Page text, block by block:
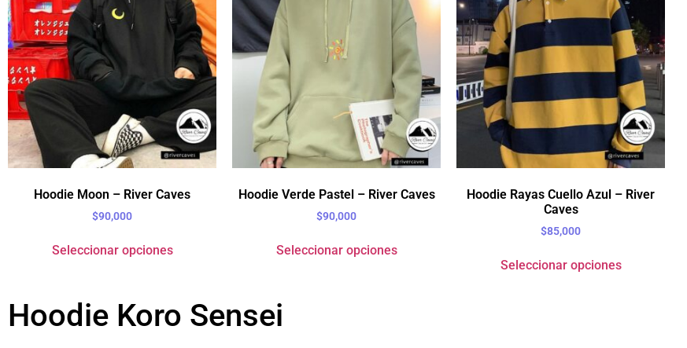
Hoodie Moon – River Caves
$90,000
Seleccionar opciones
Hoodie Verde Pastel – River Caves
$90,000
Seleccionar opciones
Hoodie Rayas Cuello Azul – River
Caves
$85,000
Seleccionar opciones
Hoodie Koro Sensei